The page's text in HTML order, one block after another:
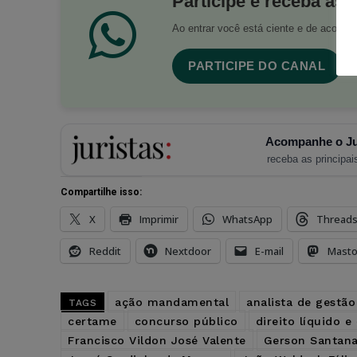
Ao entrar você está ciente e de acordo
PARTICIPE DO CANAL
Acompanhe o
receba as
Compartilhe isso:
X Imprimir WhatsApp Threads
Reddit Nextdoor E-mail
TAGS ação mandamental analista de
certame
concurso público direito líquido e
Francisco Vildon José Valente
Gerson